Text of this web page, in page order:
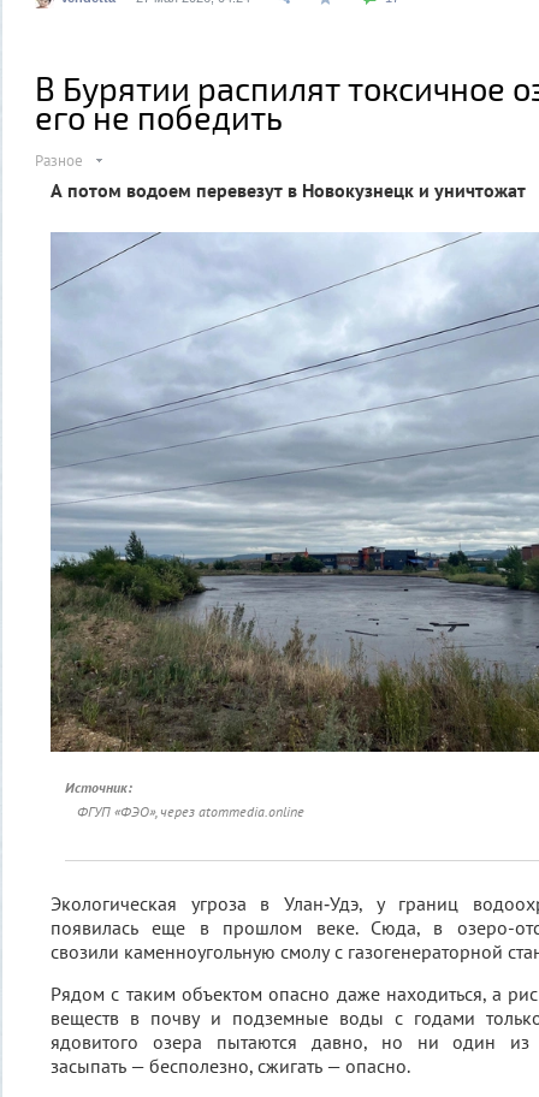
В Бурятии распилят токсичное
его не победить
Разное
А потом водоем перевезут в Новокузнецк и уничтожат
Источник:
ФГУП «ФЭО», через atommedia.online
Экологическая угроза в Улан‑Удэ, у границ
появилась еще в прошлом веке. Сюда, в озеро-
свозили каменноугольную смолу с газогенераторной
Рядом с таким объектом опасно даже находиться, а
веществ в почву и подземные воды с годами только
ядовитого озера пытаются давно, но ни один из
засыпать — бесполезно, сжигать — опасно.